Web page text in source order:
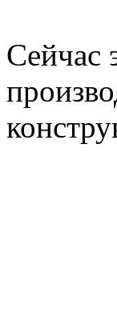
Сейчас